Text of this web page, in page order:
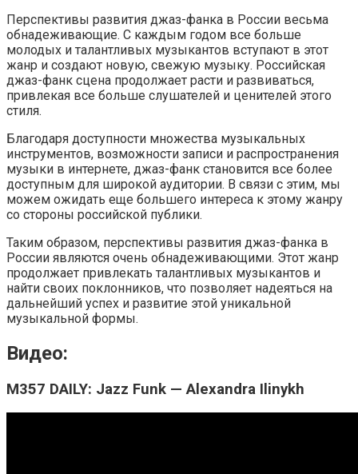
Перспективы развития джаз-фанка в России весьма
обнадеживающие. С каждым годом все больше
молодых и талантливых музыкантов вступают в этот
жанр и создают новую, свежую музыку. Российская
джаз-фанк сцена продолжает расти и развиваться,
привлекая все больше слушателей и ценителей этого
стиля.
Благодаря доступности множества музыкальных
инструментов, возможности записи и распространения
музыки в интернете, джаз-фанк становится все более
доступным для широкой аудитории. В связи с этим, мы
можем ожидать еще большего интереса к этому жанру
со стороны российской публики.
Таким образом, перспективы развития джаз-фанка в
России являются очень обнадеживающими. Этот жанр
продолжает привлекать талантливых музыкантов и
найти своих поклонников, что позволяет надеяться на
дальнейший успех и развитие этой уникальной
музыкальной формы.
Видео:
M357 DAILY: Jazz Funk — Alexandra Ilinykh